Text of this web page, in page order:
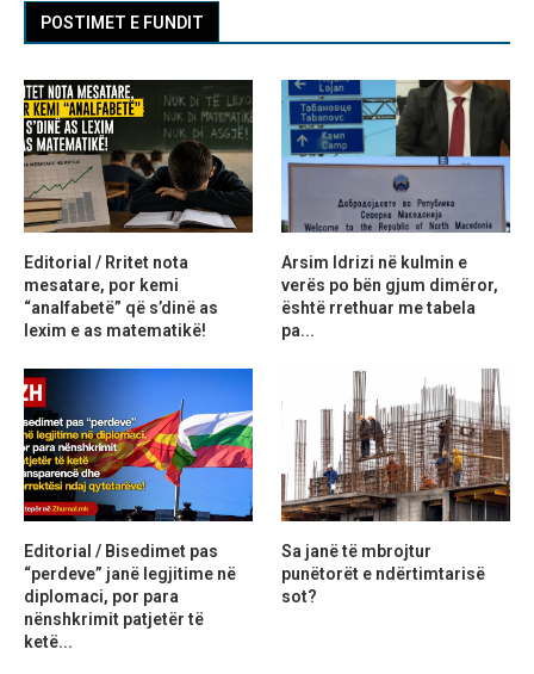
POSTIMET E FUNDIT
Editorial / Rritet nota
mesatare, por kemi
“analfabetë” që s’dinë as
lexim e as matematikë!
Arsim Idrizi në kulmin e
verës po bën gjum dimëror,
është rrethuar me tabela
pa...
Editorial / Bisedimet pas
“perdeve” janë legjitime në
diplomaci, por para
nënshkrimit patjetër të
ketë...
Sa janë të mbrojtur
punëtorët e ndërtimtarisë
sot?